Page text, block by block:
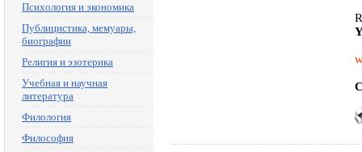
Психология и экономика
Публицистика, мемуары,
биографии
Религия и эзотерика
Учебная и научная
литература
Филология
Философия